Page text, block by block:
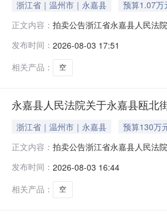
浙江省｜温州市｜永嘉县 预算1.07万
正文内容： 拍卖公告浙江省永嘉县人民法
15172.5元，起拍价10700元
发布时间： 2026-08-03 17:51
相关产品：
空
永嘉县人民法院关于永嘉县瓯北
浙江省｜温州市｜永嘉县 预算130万
正文内容： 拍卖公告浙江省永嘉县人民法
瓯江嘉园3幢2301室的不动产
发布时间： 2026-08-03 16:44
相关产品：
空